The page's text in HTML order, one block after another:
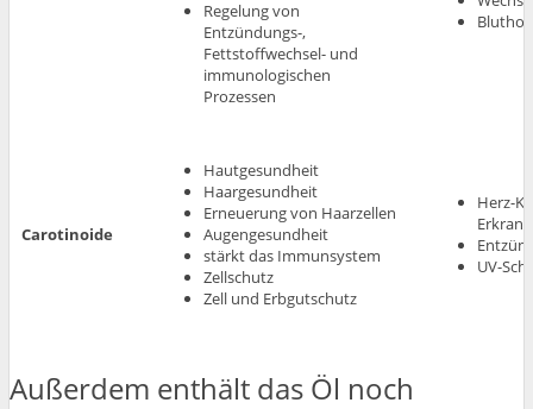
Regelung von
Entzündungs-,
Fettstoffwechsel- und
immunologischen
Prozessen
Carotinoide
Hautgesundheit
Haargesundheit
Erneuerung von Haarzellen
Augengesundheit
stärkt das Immunsystem
Zellschutz
Zell und Erbgutschutz
Herz-
UV-
Außerdem enthält das Öl noch